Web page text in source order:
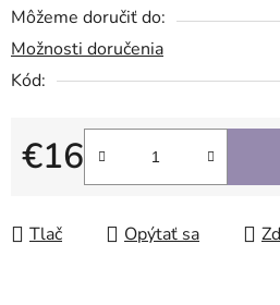
Môžeme doručiť do:
Možnosti doručenia
Kód:
€16
Jednotková cena:
Tlač Opýtať sa